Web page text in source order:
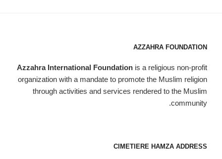
AZZAHRA FOUNDATION
Azzahra International Foundation is a religious non-profit
organization with a mandate to promote the Muslim religion
through activities and services rendered to the Muslim
community.
CIMETIERE HAMZA ADDRESS